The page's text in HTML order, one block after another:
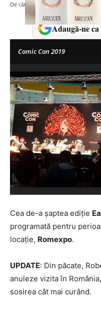
De către 7est - 26 mai 2019
Adaugă-ne
Comic Con 2019
Cea de-a șaptea ediție
programată pentru
locație, Romexpo.
UPDATE: Din păcate,
anuleze vizita în
sosirea cât mai curând.